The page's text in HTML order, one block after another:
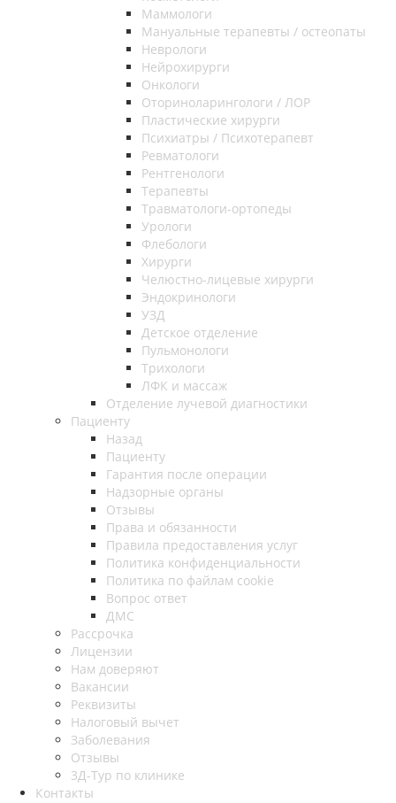
Маммологи
Мануальные терапевты / остеопаты
Неврологи
Нейрохирурги
Онкологи
Оториноларингологи / ЛОР
Пластические хирурги
Психиатры / Психотерапевт
Ревматологи
Рентгенологи
Терапевты
Травматологи-ортопеды
Урологи
Флебологи
Хирурги
Челюстно-лицевые хирурги
Эндокринологи
УЗД
Детское отделение
Пульмонологи
Трихологи
ЛФК и массаж
Отделение лучевой диагностики
Пациенту
Назад
Пациенту
Гарантия после операции
Надзорные органы
Отзывы
Права и обязанности
Правила предоставления услуг
Политика конфиденциальности
Политика по файлам cookie
Вопрос ответ
ДМС
Рассрочка
Лицензии
Нам доверяют
Вакансии
Реквизиты
Налоговый вычет
Заболевания
Отзывы
3Д-Тур по клинике
Контакты